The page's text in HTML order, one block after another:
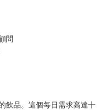
問
飲品。這個每日需求高達十